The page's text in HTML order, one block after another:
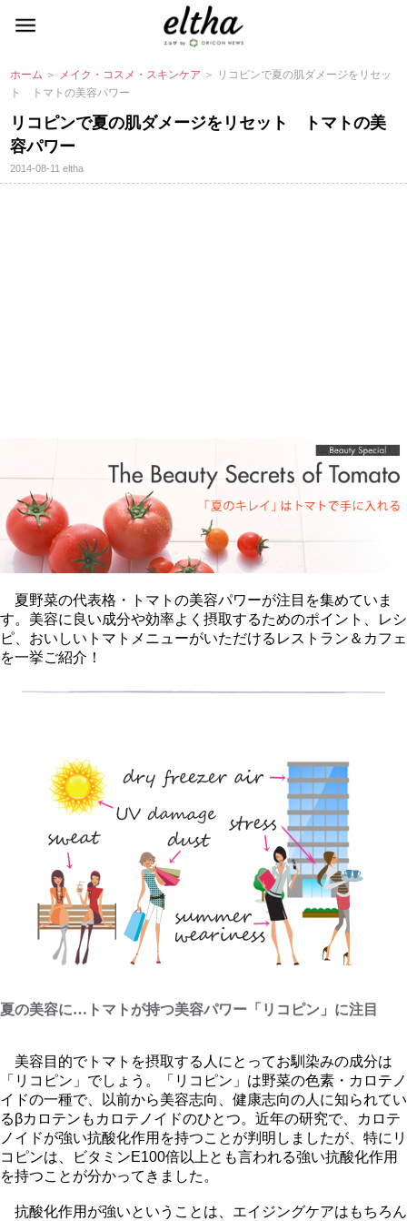
ホーム ＞ メイク・コスメ・スキンケア ＞ リコピンで夏の肌ダメージをリセッ
ト トマトの美容パワー
リコピンで夏の肌ダメージをリセット トマトの美
容パワー
2014-08-11eltha
夏野菜の代表格・トマトの美容パワーが注目を集めていま
す。美容に良い成分や効率よく摂取するためのポイント、レシ
ピ、おいしいトマトメニューがいただけるレストラン＆カフェ
を一挙ご紹介！
夏の美容に…トマトが持つ美容パワー「リコピン」に注目
美容目的でトマトを摂取する人にとってお馴染みの成分は
「リコピン」でしょう。「リコピン」は野菜の色素・カロテノ
イドの一種で、以前から美容志向、健康志向の人に知られてい
るβカロテンもカロテノイドのひとつ。近年の研究で、カロテ
ノイドが強い抗酸化作用を持つことが判明しましたが、特にリ
コピンは、ビタミンE100倍以上とも言われる強い抗酸化作用
を持つことが分かってきました。
抗酸化作用が強いということは、エイジングケアはもちろん